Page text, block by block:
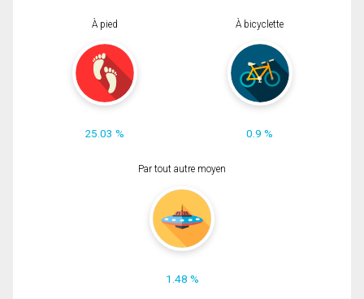
À pied
25.03 %
À bicyclette
0.9 %
Par tout autre moyen
1.48 %